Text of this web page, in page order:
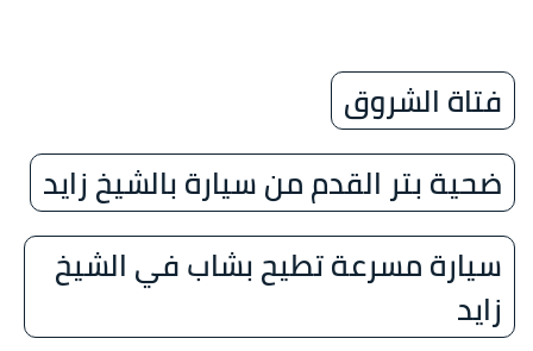
فتاة الشروق
ضحية بتر القدم من سيارة بالشيخ زايد
سيارة مسرعة تطيح بشاب في الشيخ
زايد